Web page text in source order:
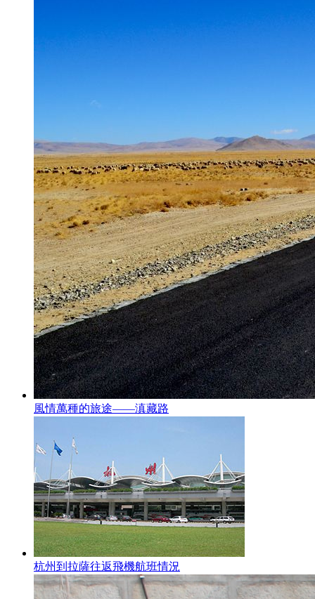
風情萬種的旅途——滇藏路
杭州到拉薩往返飛機航班情況